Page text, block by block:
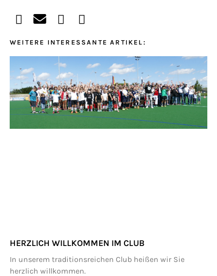
WEITERE INTERESSANTE ARTIKEL:
HERZLICH WILLKOMMEN IM CLUB
In unserem traditionsreichen Club heißen wir Sie
herzlich willkommen.